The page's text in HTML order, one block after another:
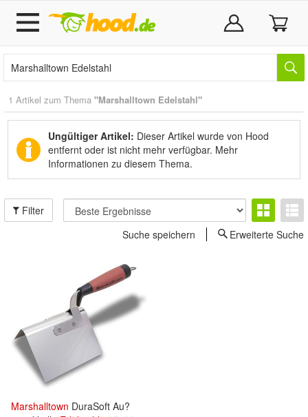
1 Artikel zum Thema "Marshalltown Edelstahl"
Ungültiger Artikel: Dieser Artikel wurde von Hood
entfernt oder ist nicht mehr verfügbar. Mehr
Informationen zu diesem Thema.
Filter
Suche speichern
Erweiterte Suche
Marshalltown DuraSoft Au?